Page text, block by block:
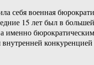
себя военная
15 лет был в
именно